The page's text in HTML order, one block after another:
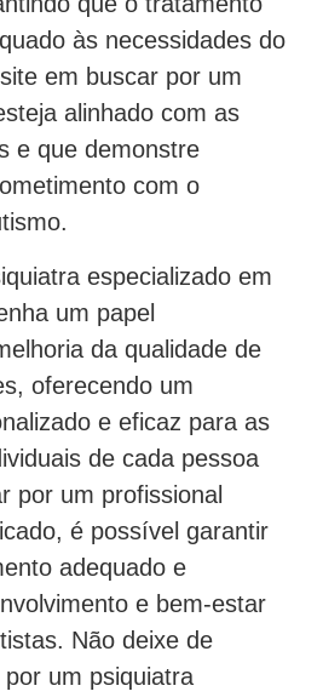
às necessidades do
em buscar por um
alinhado com as
e que demonstre
com o
especializado em
um papel
da qualidade de
oferecendo um
e eficaz para as
de cada pessoa
por um profissional
é possível garantir
adequado e
e bem-estar
Não deixe de
um psiquiatra